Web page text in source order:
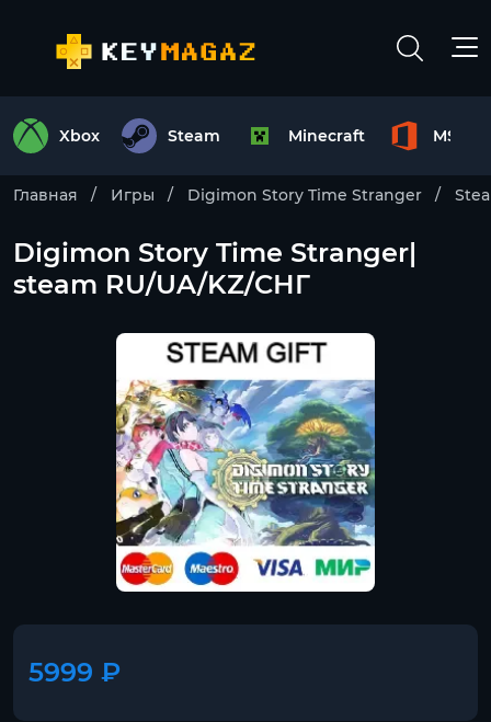
Xbox Steam Minecraft MS
Главная Игры Digimon Story Time Stranger
Digimon Story Time Stranger|
steam RU/UA/KZ/CНГ
5999 ₽